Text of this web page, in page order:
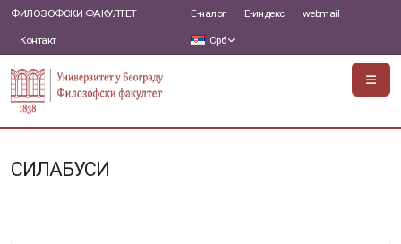
ФИЛОЗОФСКИ ФАКУЛТЕТ
Контакт
Е-налог Е-индекс webmail
Срб
СИЛАБУСИ